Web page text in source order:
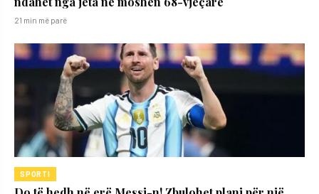
21 min më parë
SPORTI